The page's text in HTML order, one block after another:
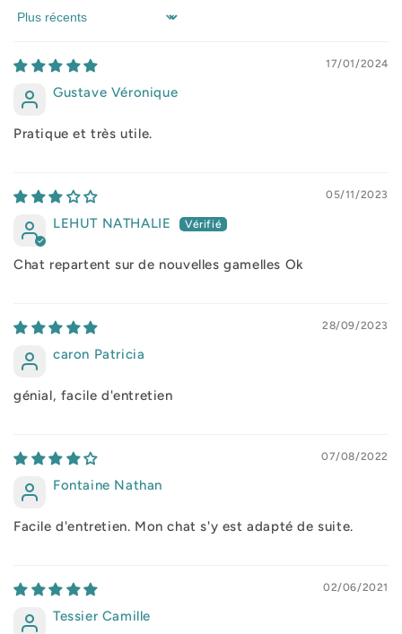
Sort by
17/01/2024
Gustave Véronique
Pratique et très utile.
05/11/2023
LEHUT NATHALIE
Chat repartent sur de nouvelles gamelles Ok
28/09/2023
caron Patricia
génial, facile d'entretien
07/08/2022
Fontaine Nathan
Facile d'entretien. Mon chat s'y est adapté de suite.
02/06/2021
Tessier Camille